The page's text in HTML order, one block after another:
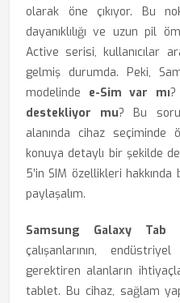
olarak öne çıkıyor. Bu
dayanıklılığı ve uzun pil
Active serisi, kullanıcılar
gelmiş durumda. Peki,
modelinde e-Sim var mı?
destekliyor mu? Bu
alanında cihaz
konuya detaylı bir şekilde
5’in SIM özellikleri
paylaşalım.
Samsung Galaxy
çalışanlarının,
gerektiren alanların
tablet. Bu cihaz, sağlam